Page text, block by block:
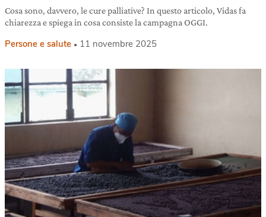
Cosa sono, davvero, le cure palliative? In questo articolo, Vidas fa
chiarezza e spiega in cosa consiste la campagna OGGI.
Persone e salute 11 novembre 2025